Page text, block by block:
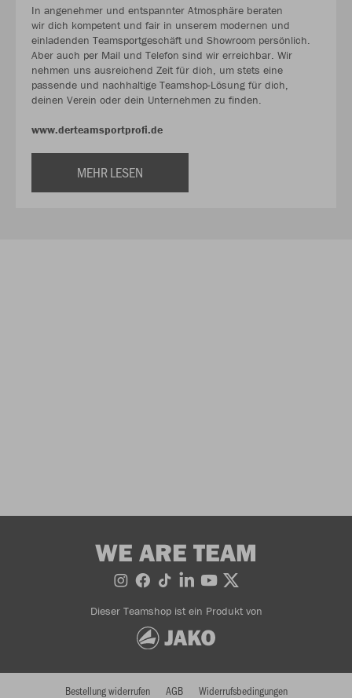
In angenehmer und entspannter Atmosphäre beraten
wir dich kompetent und fair in unserem modernen und
einladenden Teamsportgeschäft und Showroom persönlich.
Aber auch per Mail und Telefon sind wir erreichbar. Wir
nehmen uns ausreichend Zeit für dich, um stets eine
passende und nachhaltige Teamshop-Lösung für dich,
deinen Verein oder dein Unternehmen zu finden.
www.derteamsportprofi.de
MEHR LESEN
WE ARE TEAM
Dieser Teamshop ist ein Produkt von
Bestellung widerrufen AGB Widerrufsbedingungen